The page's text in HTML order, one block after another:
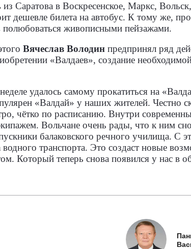
из Саратова в Воскресенское, Маркс,
дешевле билета на автобус. К тому же,
полюбоваться живописными пейзажами.
Вячеслав Володин предпринял ряд
«Валдаев», создание
удалось самому прокатиться на
«Валдай» у наших жителей. Честно
чётко по расписанию. Внутри
Вольчане очень рады, что к ним
балаковского речного училища. С
водного транспорта. Это создаст новые
Который теперь снова появился у нас в